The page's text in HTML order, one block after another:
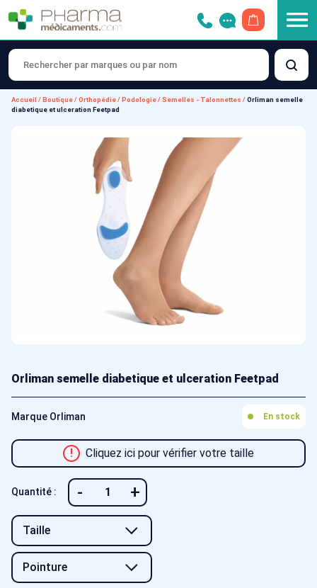
Accueil / Boutique/Orthopédie/ Podologie/Semelles - Talonnettes /Orliman semelle
diabetique et ulceration Feetpad
Orliman semelle diabetique et ulceration Feetpad
Marque Orliman En stock
! Cliquez ici pour vérifier votre taille
Quantité : - +